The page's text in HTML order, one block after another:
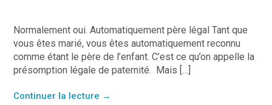
Normalement oui. Automatiquement père légal Tant que
vous êtes marié, vous êtes automatiquement reconnu
comme étant le père de l’enfant. C’est ce qu’on appelle la
présomption légale de paternité. Mais […]
Continuer la lecture →